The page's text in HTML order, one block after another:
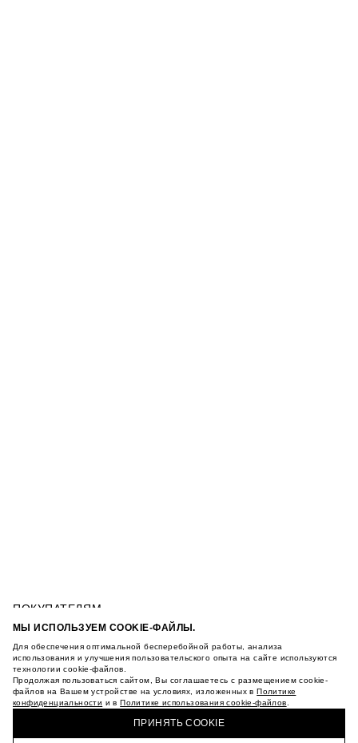
МЫ ИСПОЛЬЗУЕМ COOKIE-ФАЙЛЫ.
Для обеспечения оптимальной бесперебойной работы, анализа
использования и улучшения пользовательского опыта на сайте используются
технологии cookie-файлов.
Продолжая пользоваться сайтом, Вы соглашаетесь с размещением cookie-
файлов на Вашем устройстве на условиях, изложенных вПолитике
конфиденциальности и вПолитике использования cookie-файлов
ПРИНЯТЬ COOKIE
ПОКУПАТЕЛЯМ
УСЛОВИЯ ИСПОЛЬЗОВАНИЯ ПОДАРОЧНЫХ
ПОЛИТИКА КОНФИДЕНЦИАЛЬНОСТИ
ПОЛИТИКА COOKIE
УСЛОВИЯ ПОКУПКИ
О НАС
КАРЬЕРА
БОМБЕР ИЗ СМЕСОВОГО ЛИОЦЕЛЛА
КУПИТЬ + ПОЛУЧИТЬ В МАГАЗИНЕ MAAG